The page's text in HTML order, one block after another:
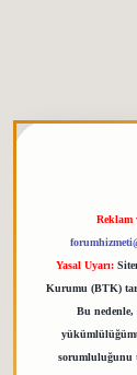
Reklam
Yasal Uyarı:
Kurumu (BTK)
Bu nedenle,
sorumluluğunu